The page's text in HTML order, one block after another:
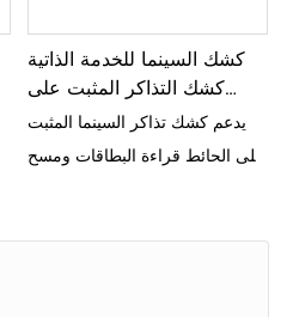
كشك السينما للخدمة الذاتية
كشك التذاكر المثبت على
الحائط - كشك LKS
يدعم كشك تذاكر السينما المثبت
على الحائط قراءة البطاقات ومسح